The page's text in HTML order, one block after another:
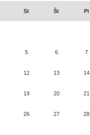
St Št Pi
5 6 7
12 13 14
19 20 21
26 27 28